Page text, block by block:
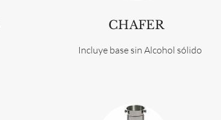
CHAFER
Incluye base sin Alcohol sólido